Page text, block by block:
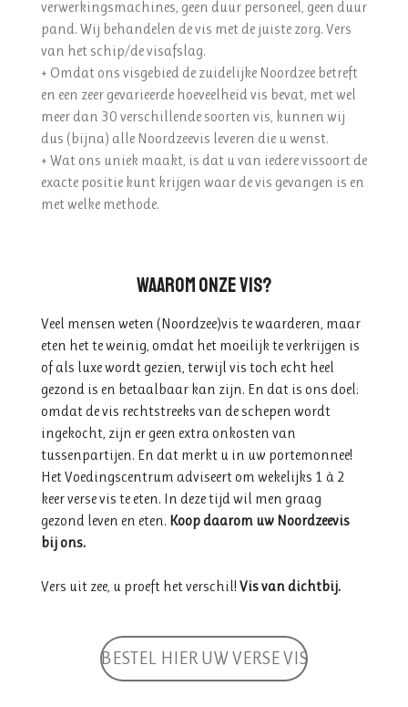
verwerkingsmachines, geen duur personeel, geen duur
pand. Wij behandelen de vis met de juiste zorg. Vers
van het schip/de visafslag.
+ Omdat ons visgebied de zuidelijke Noordzee betreft
en een zeer gevarieerde hoeveelheid vis bevat, met wel
meer dan 30 verschillende soorten vis, kunnen wij
dus (bijna) alle Noordzeevis leveren die u wenst.
+ Wat ons uniek maakt, is dat u van iedere vissoort de
exacte positie kunt krijgen waar de vis gevangen is en
met welke methode.
Waarom onze vis?
Veel mensen weten (Noordzee)vis te waarderen, maar
eten het te weinig, omdat het moeilijk te verkrijgen is
of als luxe wordt gezien, terwijl vis toch echt heel
gezond is en betaalbaar kan zijn. En dat is ons doel:
omdat de vis rechtstreeks van de schepen wordt
ingekocht, zijn er geen extra onkosten van
tussenpartijen. En dat merkt u in uw portemonnee!
Het Voedingscentrum adviseert om wekelijks 1 à 2
keer verse vis te eten. In deze tijd wil men graag
gezond leven en eten. Koop daarom uw Noordzeevis
bij ons.
Vers uit zee, u proeft het verschil! Vis van dichtbij.
BESTEL HIER UW VERSE VIS